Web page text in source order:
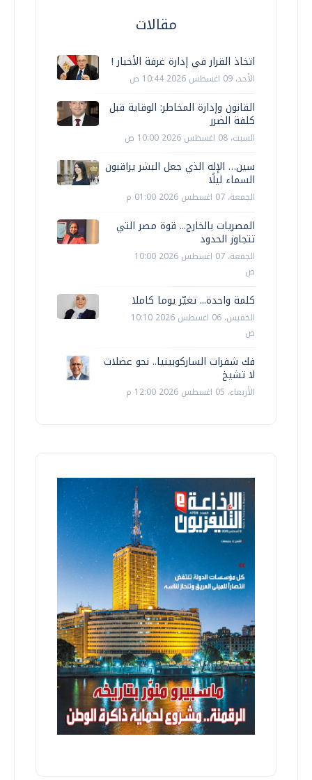
مقالات
اتخاذ القرار في إدارة غرفة الأخبار !
الأحد، 09 اغسطس 2026 10:44 ص
القانون وإدارة المخاطر: الوقاية قبل
كلفة الضرر
السبت، 08 اغسطس 2026 10:00 ص
سين… الإله الذي جعل البشر يراقبون
السماء ليلًا
الجمعة، 07 اغسطس 2026 01:00 م
المصريات بالخارج... قوة مصر التي
تتجاوز الحدود
الجمعة، 07 اغسطس 2026 10:00
ص
كلمة واحدة... تغيّر يوما كاملا
الخميس، 06 اغسطس 2026 10:10
ص
فك شفرات الساركوبينيا.. نحو عضلات
لا تشيخ
الأربعاء، 05 اغسطس 2026 12:00 م